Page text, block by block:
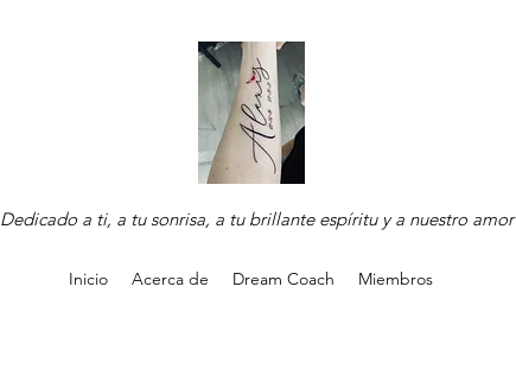
Dedicado a ti, a tu sonrisa, a tu brillante espíritu y a nuestro amor
Inicio Acerca de Dream Coach Miembros